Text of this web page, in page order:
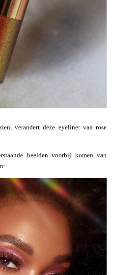
verandert deze eyeliner van rose
beelden voorbij komen van